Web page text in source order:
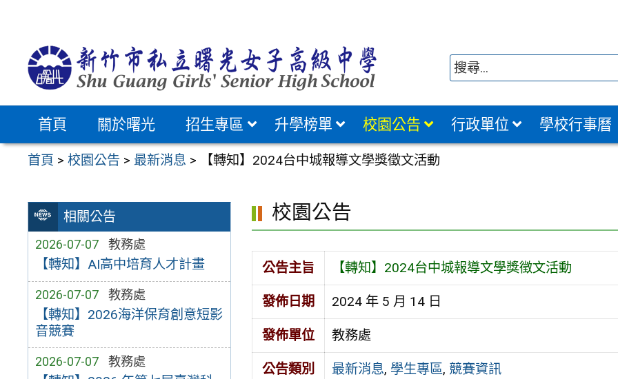
首頁 關於曙光 招生專區 升學榜單 校園公告 行政單位 學校行事曆
首頁 >校園公告 > 最新消息 > 【轉知】2024台中城報導文學獎徵文活動
相關公告
2026-07-07 教務處
【轉知】AI高中培育人才計畫
2026-07-07 教務處
【轉知】2026海洋保育創意短影
音競賽
2026-07-07 教務處
校園公告
公告主旨 【轉知】2024台中城報導文學獎徵文活動
發佈日期 2024 年 5 月 14 日
發佈單位 教務處
公告類別 最新消息, 學生專區, 競賽資訊